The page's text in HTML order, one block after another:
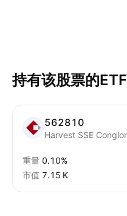
持有该股票的ETF
562810
重量 0.10%
市值 ‪7.15 K‬